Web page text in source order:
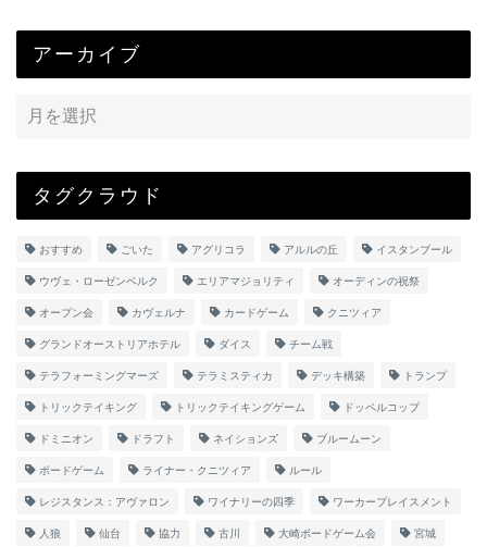
アーカイブ
タグクラウド
おすすめ ごいた アグリコラ アルルの丘 イスタンブール
ウヴェ・ローゼンベルク エリアマジョリティ オーディンの祝祭
オープン会 カヴェルナ カードゲーム クニツィア
グランドオーストリアホテル ダイス チーム戦
テラフォーミングマーズ テラミスティカ デッキ構築 トランプ
トリックテイキング トリックテイキングゲーム ドッペルコップ
ドミニオン ドラフト ネイションズ ブルームーン
ボードゲーム ライナー・クニツィア ルール
レジスタンス：アヴァロン ワイナリーの四季 ワーカープレイスメント
人狼 仙台 協力 古川 大崎ボードゲーム会 宮城